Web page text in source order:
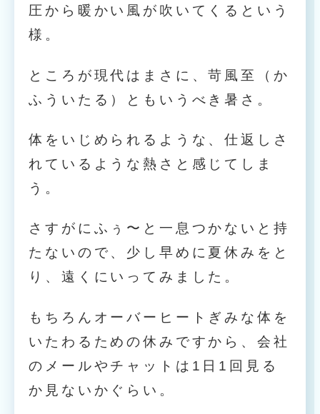
圧から暖かい風が吹いてくるという
様。
ところが現代はまさに、苛風至（か
ふういたる）ともいうべき暑さ。
体をいじめられるような、仕返しさ
れているような熱さと感じてしま
う。
さすがにふぅ〜と一息つかないと持
たないので、少し早めに夏休みをと
り、遠くにいってみました。
もちろんオーバーヒートぎみな体を
いたわるための休みですから、会社
のメールやチャットは1日1回見る
か見ないかぐらい。